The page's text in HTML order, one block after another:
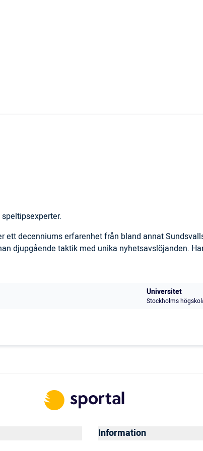
decenniums erfarenhet från bland annat
djupgående taktik med unika nyhetsavslöjanden.
Universitet
Stockholms
Information